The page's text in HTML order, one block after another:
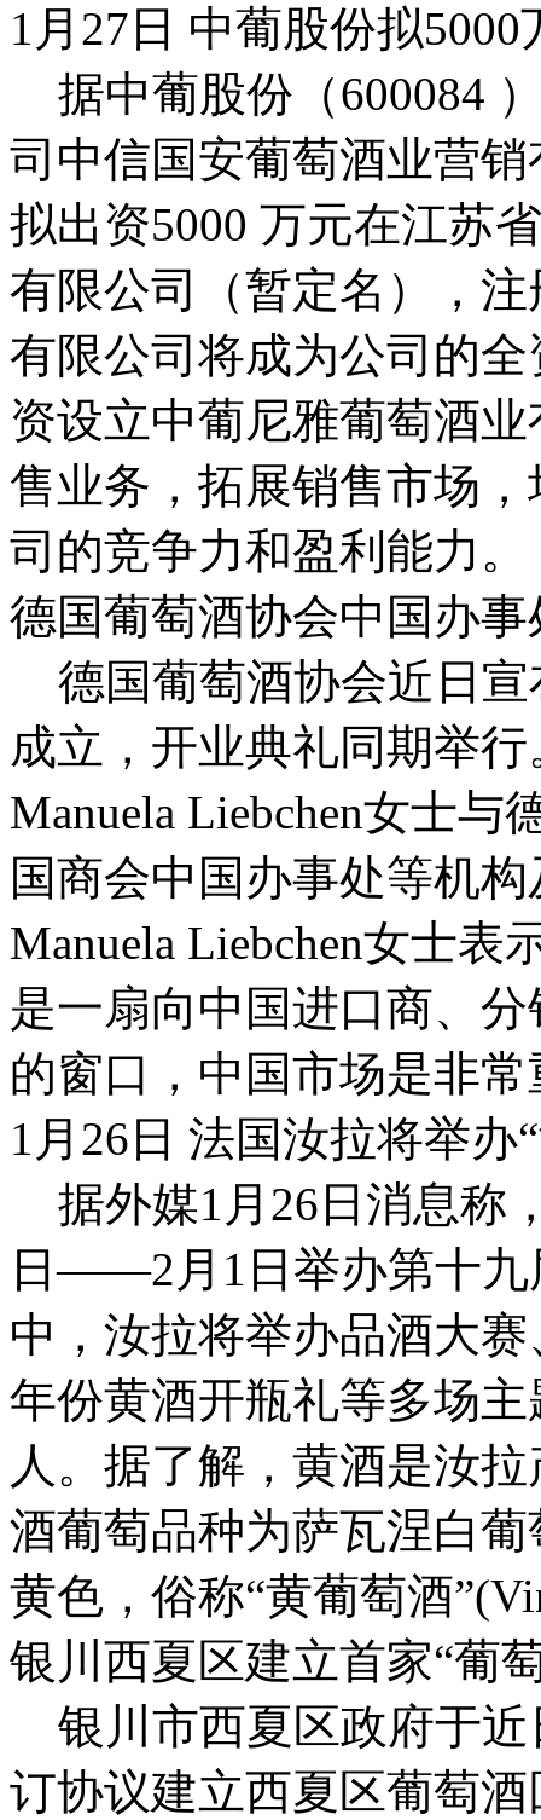
1月27日 中葡股份拟
据中葡股份（600084
司中信国安葡萄酒业营
拟出资5000 万元在江苏
有限公司（暂定名），
有限公司将成为公司的
资设立中葡尼雅葡萄酒
售业务，拓展销售市场
司的竞争力和盈利能力。
德国葡萄酒协会中国办
德国葡萄酒协会近日宣
成立，开业典礼同期举
Manuela Liebchen女士
国商会中国办事处等机
Manuela Liebchen女士
是一扇向中国进口商、
的窗口，中国市场是非
1月26日 法国汝拉将举办
据外媒1月26日消息称
日——2月1日举办第十九
中，汝拉将举办品酒大
年份黄酒开瓶礼等多场
人。据了解，黄酒是汝
酒葡萄品种为萨瓦涅白
黄色，俗称“黄葡萄酒
银川西夏区建立首家“葡
银川市西夏区政府于近
订协议建立西夏区葡萄